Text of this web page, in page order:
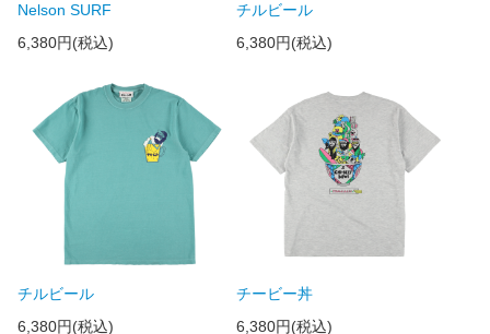
Nelson SURF
6,380円(税込)
チルビール
6,380円(税込)
チルビール
6,380円(税込)
チービー丼
6,380円(税込)